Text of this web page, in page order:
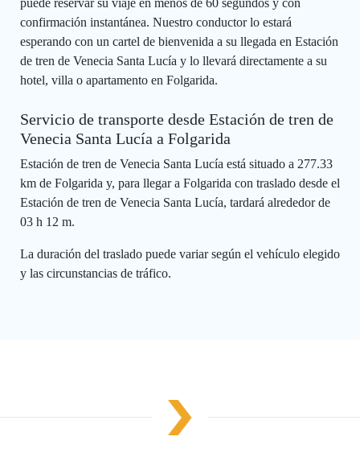
puede reservar su viaje en menos de 60 segundos y con
confirmación instantánea. Nuestro conductor lo estará
esperando con un cartel de bienvenida a su llegada en Estación
de tren de Venecia Santa Lucía y lo llevará directamente a su
hotel, villa o apartamento en Folgarida.
Servicio de transporte desde Estación de tren de
Venecia Santa Lucía a Folgarida
Estación de tren de Venecia Santa Lucía está situado a 277.33
km de Folgarida y, para llegar a Folgarida con traslado desde el
Estación de tren de Venecia Santa Lucía, tardará alrededor de
03 h 12 m.
La duración del traslado puede variar según el vehículo elegido
y las circunstancias de tráfico.